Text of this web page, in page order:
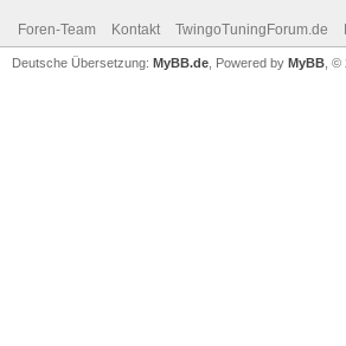
Foren-Team Kontakt TwingoTuningForum.de
Deutsche Übersetzung: MyBB.de , Powered by MyBB ,